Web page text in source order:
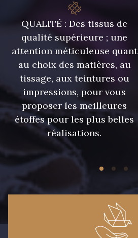
QUALITÉ : Des tissus de
qualité supérieure ; une
attention méticuleuse quant
au choix des matières, au
tissage, aux teintures ou
impressions, pour vous
proposer les meilleures
étoffes pour les plus belles
réalisations.